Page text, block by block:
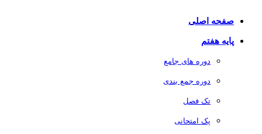
صفحه اصلی
پایه هفتم
دوره های جامع
دوره جمع بندی
تک فصل
پک امتحانی